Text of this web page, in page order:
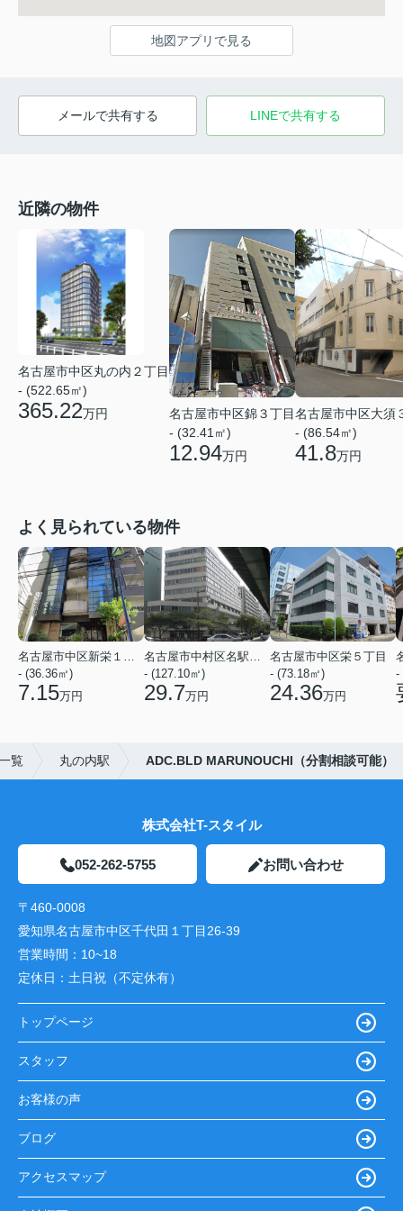
地図アプリで見る
メールで共有する LINEで共有する
近隣の物件
名古屋市中区丸の内２丁目
- (522.65㎡)
365.22万円
名古屋市中区錦３丁目
- (32.41㎡)
12.94万円
名古屋市中区大須
- (86.54㎡)
41.8万円
よく見られている物件
- (36.36㎡)
7.15万円
- (127.10㎡)
29.7万円
名古屋市中区栄５丁目
- (73.18㎡)
24.36万円
-
覧 丸の内駅 ADC.BLD MARUNOUCHI（分割相談可能）
株式会社T-スタイル
052-262-5755 お問い合わせ
〒460-0008
愛知県名古屋市中区千代田１丁目26-39
営業時間： 10~18
定休日： 土日祝（不定休有）
トップページ
スタッフ
お客様の声
ブログ
アクセスマップ